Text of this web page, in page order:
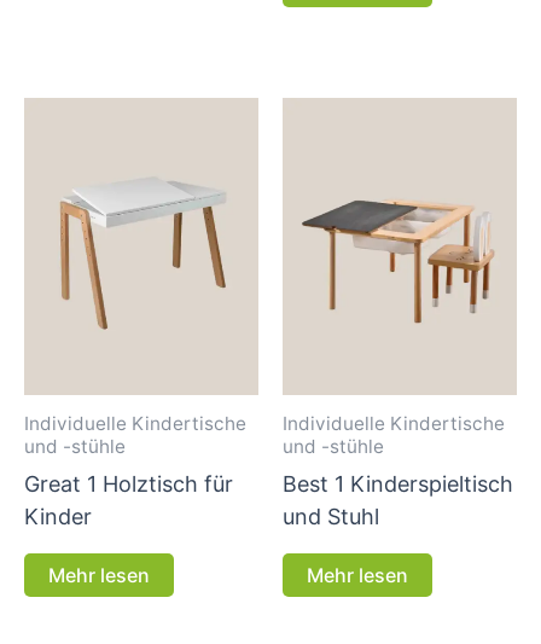
Individuelle Kindertische
und -stühle
Great 1 Holztisch für
Kinder
Mehr lesen
Individuelle Kindertische
und -stühle
Best 1 Kinderspieltisch
und Stuhl
Mehr lesen